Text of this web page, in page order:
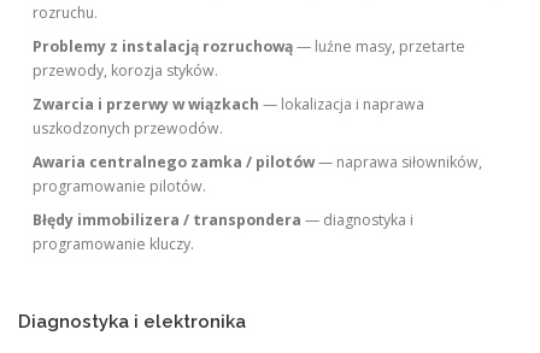
rozruchu.
Problemy z instalacją rozruchową— luźne masy, przetarte
przewody, korozja styków.
Zwarcia i przerwy w wiązkach — lokalizacja i naprawa
uszkodzonych przewodów.
Awaria centralnego zamka / pilotów— naprawa siłowników,
programowanie pilotów.
Błędy immobilizera / transpondera — diagnostyka i
programowanie kluczy.
Diagnostyka i elektronika